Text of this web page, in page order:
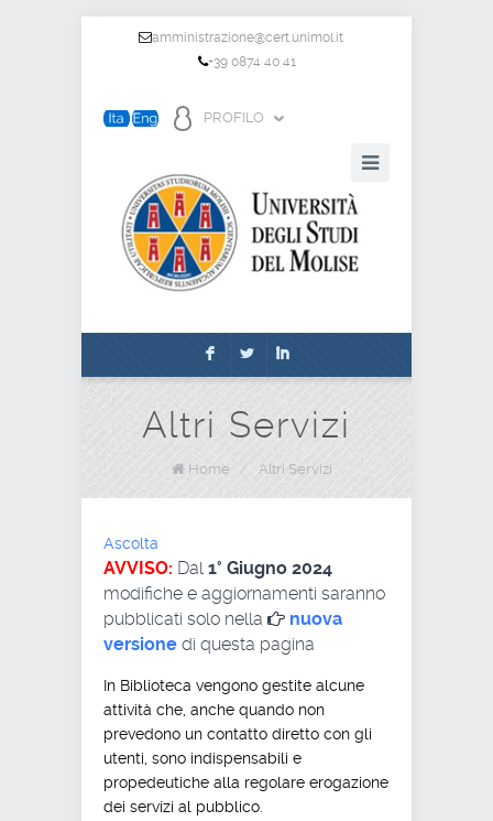
amministrazione@cert.unimol.it
+39 0874 40 41
PROFILO
F L I
Altri Servizi
Home / Altri Servizi
Ascolta
AVVISO: Dal 1° Giugno 2024
modifiche e aggiornamenti saranno
pubblicati solo nella
nuova
versione di questa pagina
In Biblioteca vengono gestite alcune
attività che, anche quando non
prevedono un contatto diretto con gli
utenti, sono indispensabili e
propedeutiche alla regolare erogazione
dei servizi al pubblico.